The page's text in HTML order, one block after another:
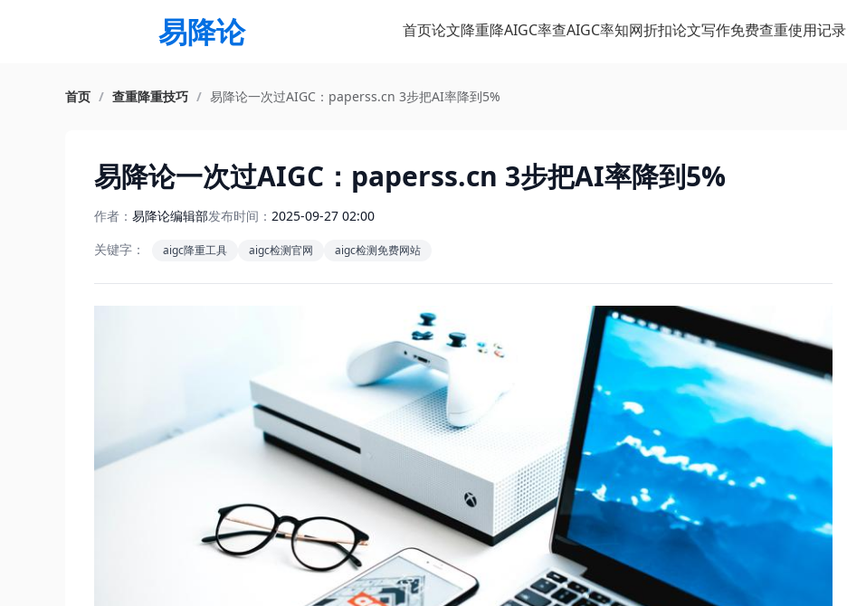
易降论 首页论文降重降AIGC率查AIGC率知网折扣论文写作免费查重使用记录
首页 / 查重降重技巧 / 易降论一次过AIGC：paperss.cn 3步把AI率降到5%
易降论一次过AIGC：paperss.cn 3步把AI率降到5%
作者： 易降论编辑部发布时间： 2025-09-27 02:00
关键字：
aigc降重工具 aigc检测官网 aigc检测免费网站